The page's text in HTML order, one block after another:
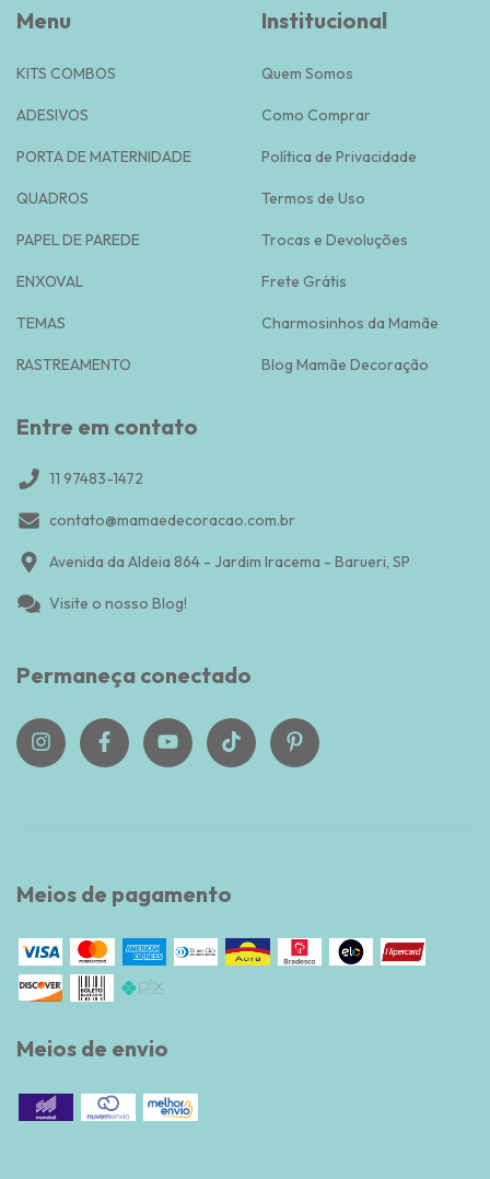
Menu
KITS COMBOS
ADESIVOS
PORTA DE MATERNIDADE
QUADROS
PAPEL DE PAREDE
ENXOVAL
TEMAS
RASTREAMENTO
Institucional
Quem Somos
Como Comprar
Política de Privacidade
Termos de Uso
Trocas e Devoluções
Frete Grátis
Charmosinhos da Mamãe
Blog Mamãe Decoração
Entre em contato
11 97483-1472
contato@mamaedecoracao.com.br
Avenida da Aldeia 864 - Jardim Iracema - Barueri, SP
Visite o nosso Blog!
Permaneça conectado
Meios de pagamento
Meios de envio